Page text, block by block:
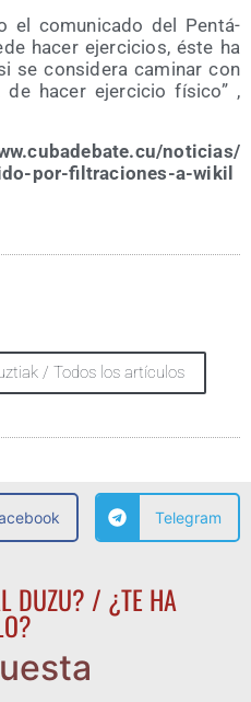
el comu­ni­ca­do del Pen­tá­
hacer ejer­ci­cios, éste ha
se con­si­de­ra cami­nar con
hacer ejer­ci­cio físi­co” ,
​n​o​t​i​c​i​a​s​/​
​p​o​r​-​f​i​l​t​r​a​c​i​o​n​e​s​-​a​-​w​i​k​i​l​
/ Todos los artículos
Telegram
DUZU? / ¿TE HA